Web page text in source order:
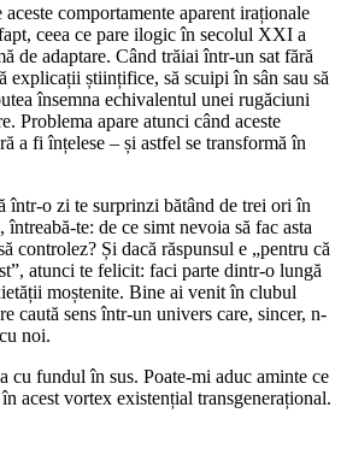
comportamente aparent iraționale
ceea ce pare ilogic în secolul XXI a
de adaptare. Când trăiai într-un sat fără
explicații științifice, să scuipi în sân sau să
însemna echivalentul unei rugăciuni
Problema apare atunci când aceste
a fi înțelese – și astfel se transformă în
într-o zi te surprinzi bătând de trei ori în
te: de ce simt nevoia să fac asta
controlez? Și dacă răspunsul e „pentru că
atunci te felicit: faci parte dintr-o lungă
moștenite. Bine ai venit în clubul
caută sens într-un univers care, sincer, n-
noi.
cu fundul în sus. Poate-mi aduc aminte ce
acest vortex existențial transgenerațional.